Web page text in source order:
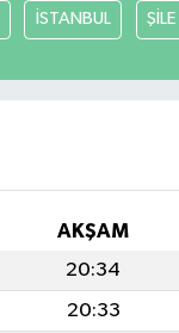
İSTANBUL ŞİLE
AKŞAM
20:34
20:33